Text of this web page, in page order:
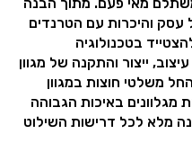
עסק והיכרות עם הטרנדים
בטכנולוגיה
ייצור והתקנה של מגוון
משלטי חוצות במגוון
באיכות הגבוהה
מלא לכל דרישות השילוט